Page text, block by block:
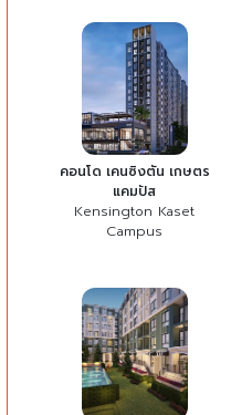
คอนโด เคนซิงตัน เกษตร
แคมปัส
Kensington Kaset
Campus